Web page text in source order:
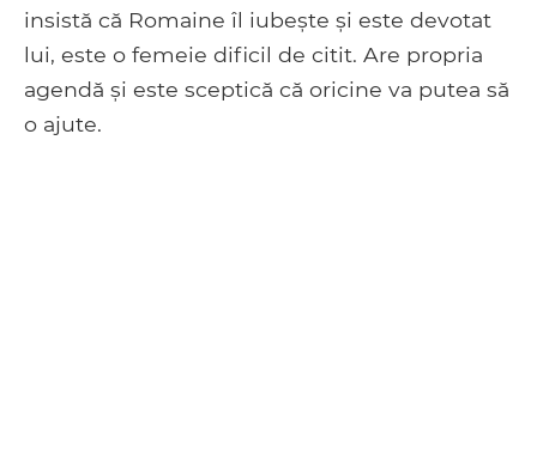
insistă că Romaine îl iubește și este devotat
lui, este o femeie dificil de citit. Are propria
agendă și este sceptică că oricine va putea să
o ajute.